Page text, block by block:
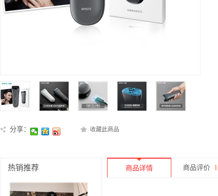
分享： 收藏此商品
热销推荐 商品详情 商品评价